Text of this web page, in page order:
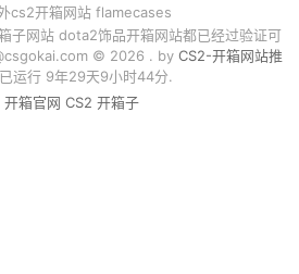
cs2开箱网站 flamecases
子网站 dota2饰品开箱网站都已经过验证可
© 2026 . by CS2-开箱网站推
运行 9年29天9小时44分.
开箱官网 CS2 开箱子